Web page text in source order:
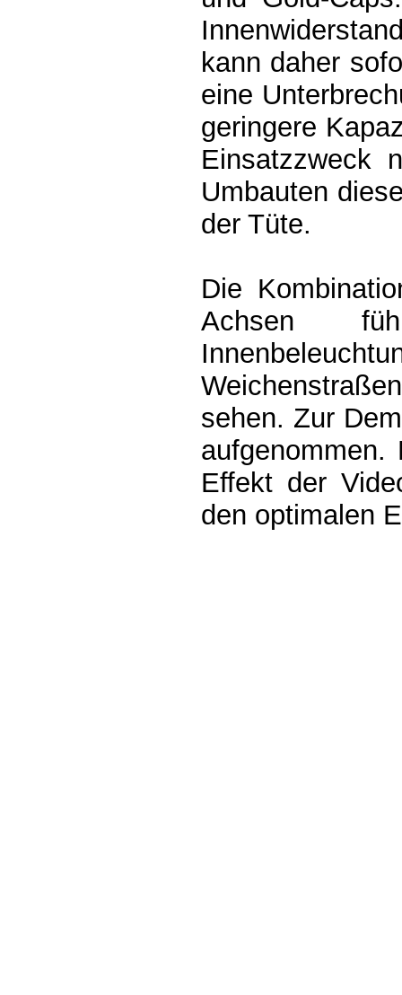
kann daher
eine
geringere
Einsatzzweck
Umbauten
der Tüte.
Die
Achsen
sehen. Zur
Effekt der
den optimalen